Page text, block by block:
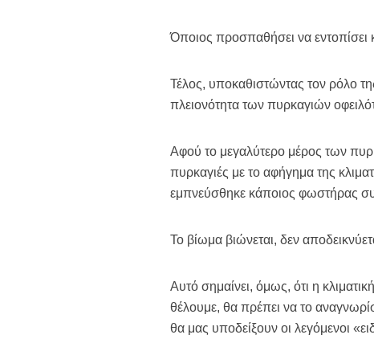
Όποιος προσπαθήσει να εντοπίσει
Τέλος, υποκαθιστώντας τον ρόλο
πλειονότητα των πυρκαγιών
Αφού το μεγαλύτερο μέρος των
πυρκαγιές με το αφήγημα της
εμπνεύσθηκε κάποιος φωστήρας
Το βίωμα βιώνεται, δεν
Αυτό σημαίνει, όμως, ότι η
θέλουμε, θα πρέπει να το
θα μας υποδείξουν οι λεγόμενοι